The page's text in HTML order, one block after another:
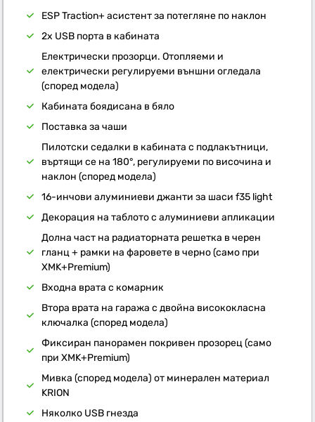
ESP Traction+ асистент за потегляне по наклон
2x USB порта в кабината
Електрически прозорци. Отопляеми и
електрически регулируеми външни огледала
(според модела)
Кабината боядисана в бяло
Поставка за чаши
Пилотски седалки в кабината с подлакътници,
въртящи се на 180°, регулируеми по височина и
наклон (според модела)
16-инчови алуминиеви джанти за шаси f35 light
Декорация на таблото с алуминиеви апликации
Долна част на радиаторната решетка в черен
гланц + рамки на фаровете в черно (само при
XMK+Premium)
Входна врата с комарник
Втора врата на гаража с двойна висококласна
ключалка (според модела)
Фиксиран панорамен покривен прозорец (само
при XMK+Premium)
Мивка (според модела) от минерален материал
KRION
Няколко USB гнезда